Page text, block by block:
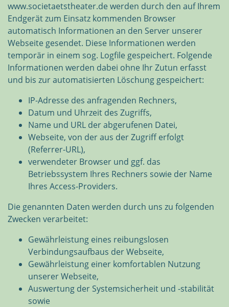
www.societaetstheater.de werden durch den auf Ihrem
Endgerät zum Einsatz kommenden Browser
automatisch Informationen an den Server unserer
Webseite gesendet. Diese Informationen werden
temporär in einem sog. Logfile gespeichert. Folgende
Informationen werden dabei ohne Ihr Zutun erfasst
und bis zur automatisierten Löschung gespeichert:
IP-Adresse des anfragenden Rechners,
Datum und Uhrzeit des Zugriffs,
Name und URL der abgerufenen Datei,
Webseite, von der aus der Zugriff erfolgt
(Referrer-URL),
verwendeter Browser und ggf. das
Betriebssystem Ihres Rechners sowie der Name
Ihres Access-Providers.
Die genannten Daten werden durch uns zu folgenden
Zwecken verarbeitet:
Gewährleistung eines reibungslosen
Verbindungsaufbaus der Webseite,
Gewährleistung einer komfortablen Nutzung
unserer Webseite,
Auswertung der Systemsicherheit und -stabilität
sowie